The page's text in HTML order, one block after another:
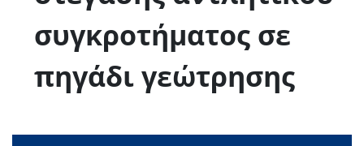
συγκροτήματος σε
πηγάδι γεώτρησης